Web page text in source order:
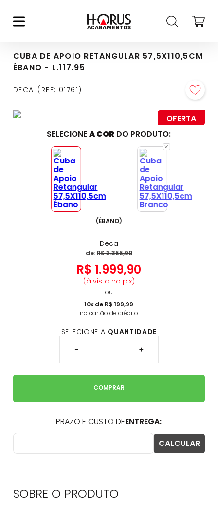
CUBA DE APOIO RETANGULAR 57,5X110,5CM
ÉBANO - L.117.95
DECA REF: 01761
OFERTA
SELECIONEA COR DO PRODUTO:
(ÉBANO)
Deca
de:R$3.355,90
R$ 1.999,90
(à vista no pix)
ou
10x de R$ 199,99
no cartão de crédito
SELECIONE A QUANTIDADE
＋
－
COMPRAR
SOBRE O PRODUTO